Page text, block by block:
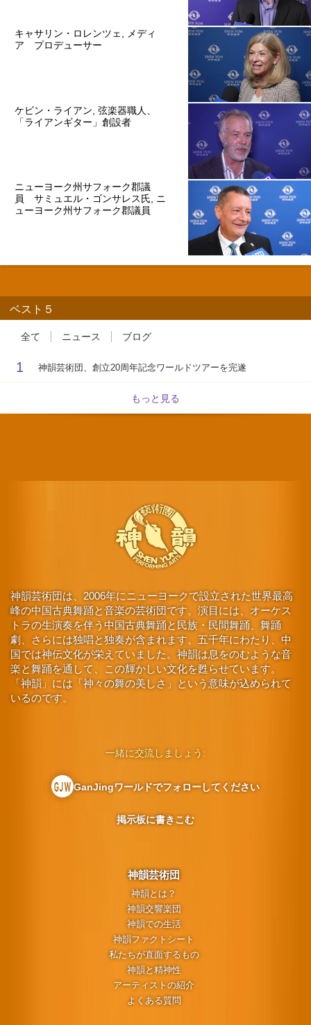
キャサリン・ロレンツェ, メディ
ア プロデューサー
ケビン・ライアン, 弦楽器職人、
「ライアンギター」創設者
ニューヨーク州サフォーク郡議
員 サミュエル・ゴンサレス氏, ニ
ューヨーク州サフォーク郡議員
ベスト５
全て ニュース ブログ
1 神韻芸術団、創立20周年記念ワールドツアーを完遂
もっと見る
神韻芸術団は、2006年にニューヨークで設立された世界最高
峰の中国古典舞踊と音楽の芸術団です。演目には、オーケス
トラの生演奏を伴う中国古典舞踊と民族・民間舞踊、舞踊
劇、さらには独唱と独奏が含まれます。五千年にわたり、中
国では神伝文化が栄えていました。神韻は息をのむような音
楽と舞踊を通して、この輝かしい文化を甦らせています。
「神韻」には「神々の舞の美しさ」という意味が込められて
いるのです。
神韻芸術団
神韻とは？
神韻交響楽団
神韻での生活
神韻ファクトシート
私たちが直面するもの
神韻と精神性
アーティストの紹介
よくある質問
一緒に交流しましょう:
GanJingワールドでフォローしてください
掲示板に書きこむ